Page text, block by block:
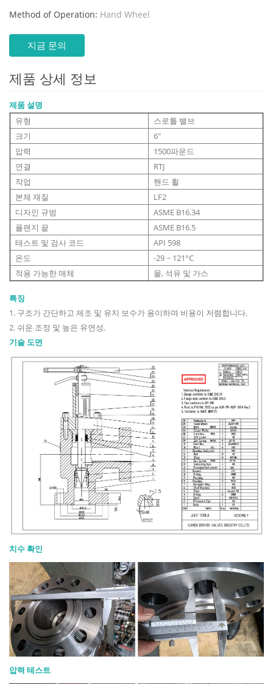
Method of Operation: Hand Wheel
지금 문의
제품 상세 정보
제품 설명
유형
스로틀 밸브
크기
6"
압력
1500파운드
연결
RTJ
작업
핸드 휠
본체 재질
LF2
디자인 규범
ASME B16.34
플랜지 끝
ASME B16.5
테스트 및 검사 코드
API 598
온도
-29 ~ 121°C
적용 가능한 매체
물, 석유 및 가스
특징
1. 구조가 간단하고 제조 및 유지 보수가 용이하며 비용이 저렴합니다.
2. 쉬운 조정 및 높은 유연성.
기술 도면
치수 확인
압력 테스트